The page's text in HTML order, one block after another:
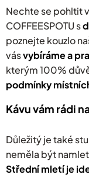
Nechte se pohltit
COFFEESPOTU s
poznejte kouzlo
vásvybíráme a
kterým 100%
podmínky
Kávu vám rádi
Důležitý je také
neměla být
Střední mletí je